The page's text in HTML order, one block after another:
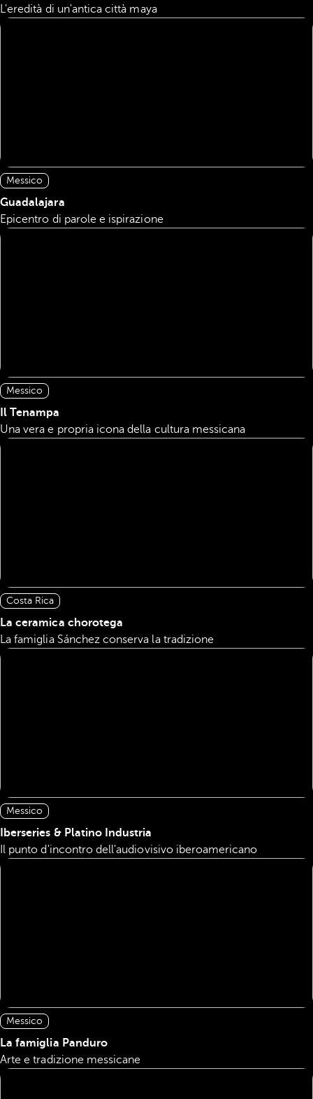
L'eredità di un'antica città maya
Messico
Guadalajara
Epicentro di parole e ispirazione
Messico
Il Tenampa
Una vera e propria icona della cultura messicana
Costa Rica
La ceramica chorotega
La famiglia Sánchez conserva la tradizione
Messico
Iberseries & Platino Industria
Il punto d'incontro dell'audiovisivo iberoamericano
Messico
La famiglia Panduro
Arte e tradizione messicane